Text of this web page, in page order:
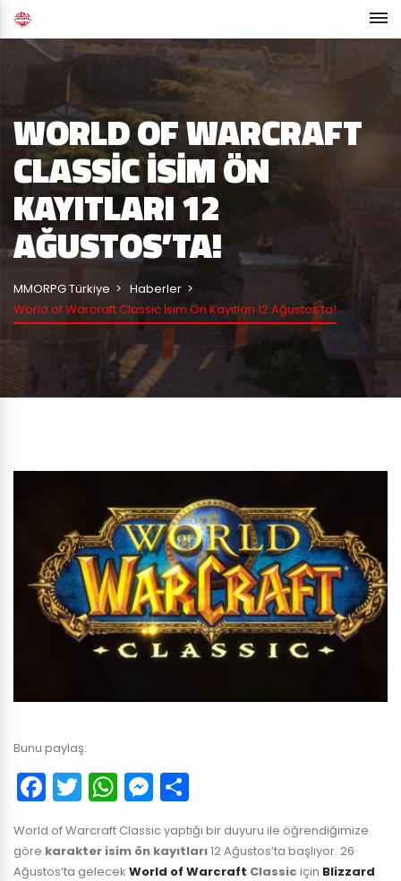
WORLD OF WARCRAFT
CLASSIC İSIM ÖN
KAYITLARI 12
AĞUSTOS’TA!
MMORPG Türkiye
Haberler
World of Warcraft Classic İsim Ön Kayıtları 12 Ağustos’ta!
Bunu paylaş:
Facebook
Twitter
WhatsApp
Messenger
World of Warcraft Classic yaptığı bir duyuru ile öğrendiğimize
göre karakter isim ön kayıtları12 Ağustos’ta başlıyor. 26
Ağustos’ta gelecek World of Warcraft Classic için Blizzard